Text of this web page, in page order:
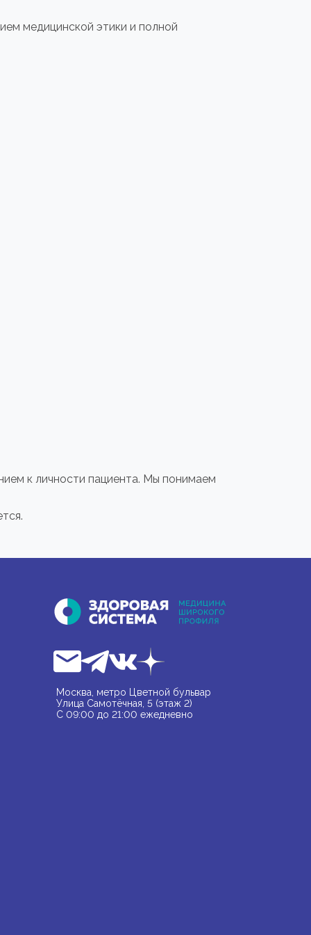
медицинской этики и полной
к личности пациента. Мы понимаем
Москва, метро Цветной бульвар
Улица Самотёчная, 5 (этаж 2)
С 09:00 до 21:00 ежедневно